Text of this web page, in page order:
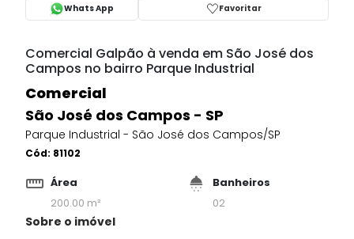
Comercial Galpão à venda em São José dos
Campos no bairro Parque Industrial
Comercial
São José dos Campos - SP
Parque Industrial - São José dos Campos/SP
Cód: 81102
Área
200.00 m²
Banheiros
02
Sobre o imóvel
Whats App Favoritar